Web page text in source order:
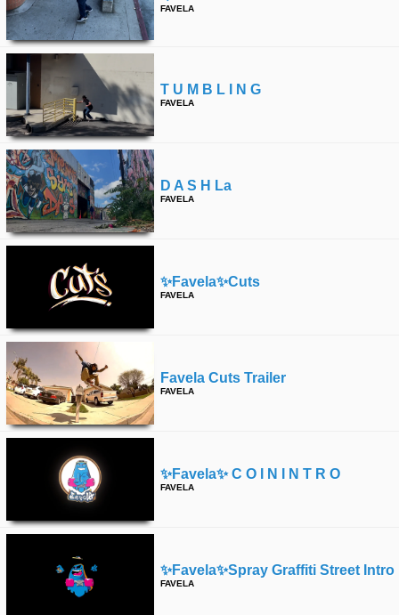
FAVELA
T U M B L I N G
FAVELA
D A S H La
FAVELA
✨favela✨cuts
FAVELA
Favela Cuts Trailer
FAVELA
✨favela✨ C O I N I N T R O
FAVELA
✨favela✨spray Graffiti Street Intro
FAVELA